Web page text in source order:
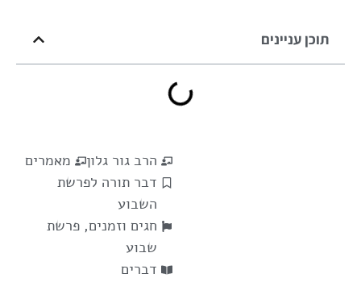
תוכן עניינים
הרב גור גלון
מאמרים
דבר תורה לפרשת
השבוע
חגים וזמנים, פרשת
שבוע
דברים